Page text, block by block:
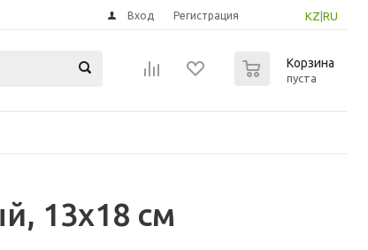
KZ RU
Вход Регистрация
Корзина
пуста
13x18 см